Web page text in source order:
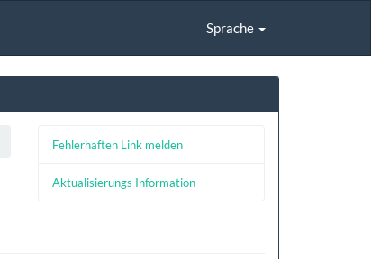
Sprache
Fehlerhaften Link melden
Aktualisierungs Information